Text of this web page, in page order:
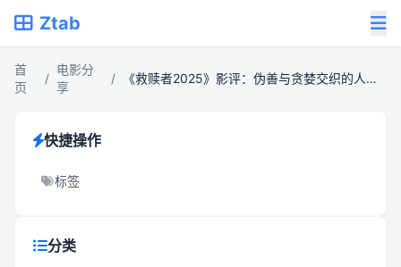
Ztab
首
页
/
电影分
享
/ 《救赎者2025》影评：伪善与贪婪交织的人性寓言
快捷操作
标签
分类